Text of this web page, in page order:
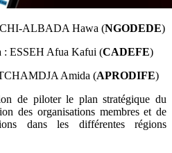
ALBADA Hawa (NGODEDE)
: ESSEH Afua Kafui (CADEFE)
Amida (APRODIFE)
de piloter le plan stratégique du
des organisations membres et de
dans les différentes régions